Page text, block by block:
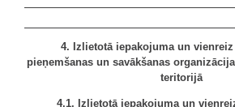
4. Izlietotā iepakojuma un
pieņemšanas un savākšanas
teritorijā
4.1. Izlietotā iepakojuma un